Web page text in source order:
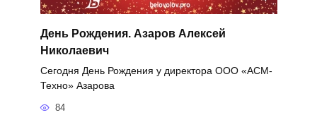
День Рождения. Азаров Алексей
Николаевич
Сегодня День Рождения у директора ООО «АСМ-
Техно» Азарова
84